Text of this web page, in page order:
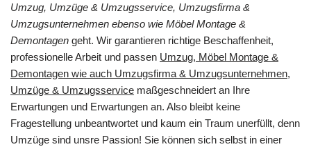
Umzug, Umzüge & Umzugsservice, Umzugsfirma &
Umzugsunternehmen ebenso wie Möbel Montage &
Demontagen geht. Wir garantieren richtige Beschaffenheit,
professionelle Arbeit und passen Umzug, Möbel Montage &
Demontagen wie auch Umzugsfirma & Umzugsunternehmen,
Umzüge & Umzugsservice maßgeschneidert an Ihre
Erwartungen und Erwartungen an. Also bleibt keine
Fragestellung unbeantwortet und kaum ein Traum unerfüllt, denn
Umzüge sind unsre Passion! Sie können sich selbst in einer